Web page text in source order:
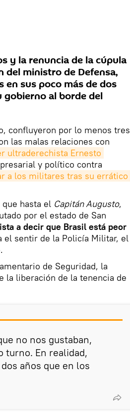
y la renuncia de la cúpula
ministro de Defensa,
en sus poco más de dos
gobierno al borde del
confluyeron por lo menos tres
las malas relaciones con
ultraderechista Ernesto
y político contra
a los militares tras su errático
hasta el Capitán Augusto,
por el estado de San
a decir que Brasil está peor
el sentir de la Policía Militar, el
de Seguridad, la
la liberación de la tenencia de
no nos gustaban,
turno. En realidad,
años que en los